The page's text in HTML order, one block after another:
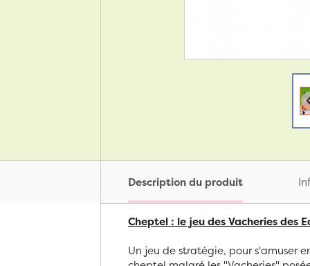
Description du produit
Cheptel : le jeu des Vacheries des
Un jeu de stratégie, pour s'amuser